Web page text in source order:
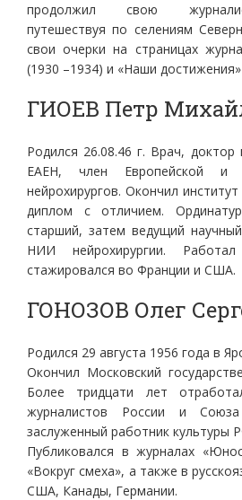
продолжил свою
путешествуя по селениям
свои очерки на страницах
(1930 –1934) и «Наши
ГИОЕВ Петр
Родился 26.08.46 г. Врач,
ЕАЕН, член Европейской и
нейрохирургов. Окончил
диплом с отличием.
старший, затем ведущий
НИИ нейрохирургии.
стажировался во Франции и США.
ГОНОЗОВ Олег
Родился 29 августа 1956 года в
Окончил Московский
Более тридцати лет
журналистов России и Союза
заслуженный работник культуры
Публиковался в журналах
«Вокруг смеха», а также в
США, Канады, Германии.